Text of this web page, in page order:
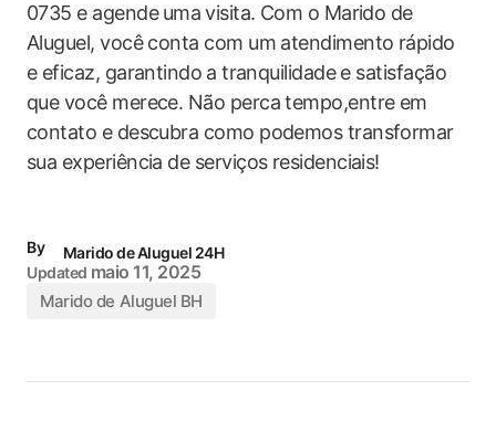
0735 e agende⁢ uma⁢ visita.‌ Com o Marido de ​
Aluguel, você conta com um atendimento rápido
e eficaz, garantindo⁤ a tranquilidade​ e satisfação
que você ​merece. Não perca tempo,entre em
contato e descubra ‍como podemos transformar
sua experiência de serviços residenciais!
By
Marido de Aluguel 24H
Updated maio 11, 2025
Marido de Aluguel BH